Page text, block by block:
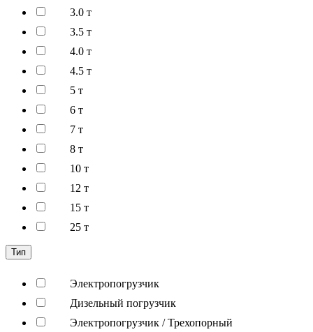
3.0 т
3.5 т
4.0 т
4.5 т
5 т
6 т
7 т
8 т
10 т
12 т
15 т
25 т
Тип
Электропогрузчик
Дизельный погрузчик
Электропогрузчик / Трехопорный